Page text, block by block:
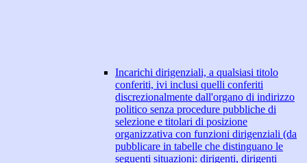
Incarichi dirigenziali, a qualsiasi titolo
conferiti, ivi inclusi quelli conferiti
discrezionalmente dall'organo di indirizzo
politico senza procedure pubbliche di
selezione e titolari di posizione
organizzativa con funzioni dirigenziali (da
pubblicare in tabelle che distinguano le
seguenti situazioni: dirigenti, dirigenti